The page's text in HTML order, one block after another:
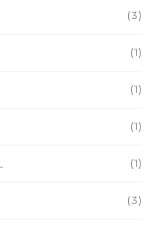
(3)
(1)
(1)
(1)
(1)
(3)